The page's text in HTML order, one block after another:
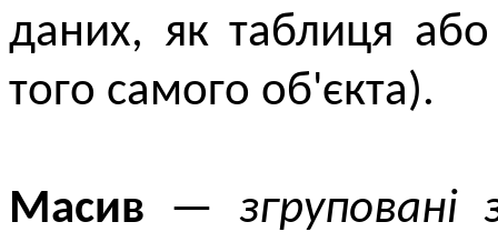
даних, як таблиця
того самого об'єкта).
Масив —